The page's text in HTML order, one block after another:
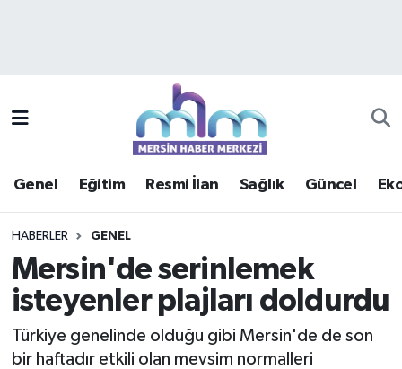
Genel Eğitim Resmi İlan Sağlık Güncel
HABERLER GENEL
Mersin'de serinlemek
isteyenler plajları doldurdu
Türkiye genelinde olduğu gibi Mersin'de de son
bir haftadır etkili olan mevsim normalleri
Güncel
Haberde insan
Mersin Trafik Yoğunluk Haritası
Süper Lig Puan Durumu ve Fikstür
Haber Arşivi